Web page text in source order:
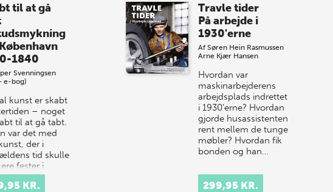
til at gå
1840
Svenningsen
e-bog)
kunst er skabt
– noget
til at gå tabt.
var det med
der i
tid skulle
fester i
KR.
Travle tider
På arbejde i
1930'erne
Af Søren Hein Rasmussen
Arne Kjær Hansen
Hvordan var
maskinarbejderens
arbejdsplads indrettet
i 1930’erne? Hvordan
gjorde husassistenten
rent mellem de tunge
møbler? Hvordan fik
bonden og han…
299,95 KR.